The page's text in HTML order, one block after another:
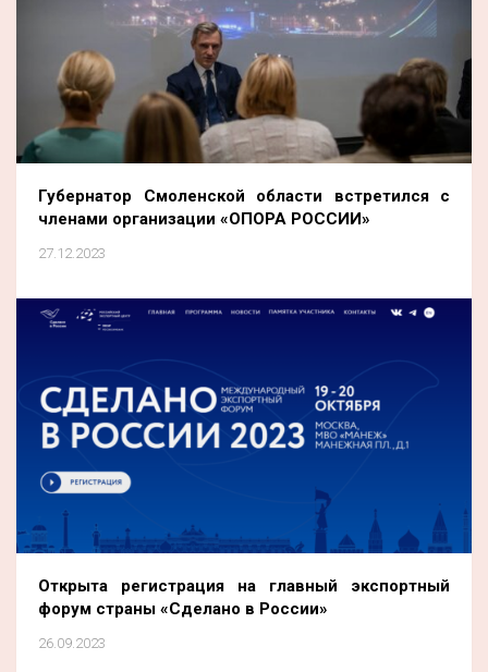
Губернатор Смоленской области встретился с
членами организации «ОПОРА РОССИИ»
27.12.2023
Открыта регистрация на главный экспортный
форум страны «Сделано в России»
26.09.2023